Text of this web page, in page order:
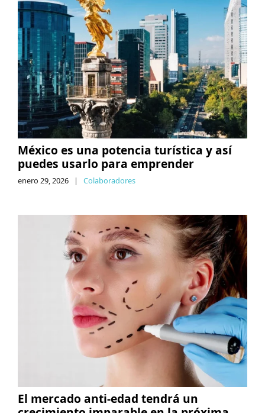
México es una potencia turística y así
puedes usarlo para emprender
enero 29, 2026 | Colaboradores
El mercado anti-edad tendrá un